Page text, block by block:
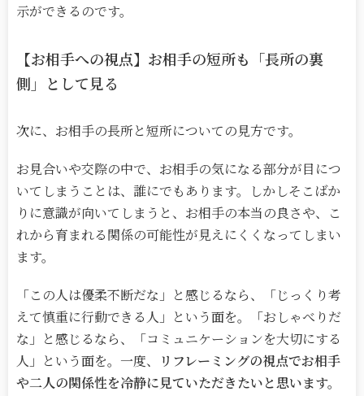
示ができるのです。
【お相手への視点】お相手の短所も「長所の裏
側」として見る
次に、お相手の長所と短所についての見方です。
お見合いや交際の中で、お相手の気になる部分が目につ
いてしまうことは、誰にでもあります。しかしそこばか
りに意識が向いてしまうと、お相手の本当の良さや、こ
れから育まれる関係の可能性が見えにくくなってしまい
ます。
「この人は優柔不断だな」と感じるなら、「じっくり考
えて慎重に行動できる人」という面を。「おしゃべりだ
な」と感じるなら、「コミュニケーションを大切にする
人」という面を。一度、
リフレーミングの視点でお相手
や二人の関係性を冷静に見ていただきたいと思います。